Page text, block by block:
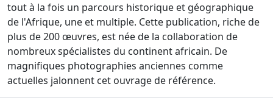
tout à la fois un parcours historique et géographique
de l'Afrique, une et multiple. Cette publication, riche de
plus de 200 œuvres, est née de la collaboration de
nombreux spécialistes du continent africain. De
magnifiques photographies anciennes comme
actuelles jalonnent cet ouvrage de référence.